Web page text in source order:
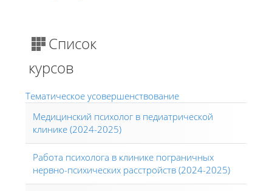
Список
курсов
Тематическое усовершенствование
Медицинский психолог в педиатрической
клинике (2024-2025)
Работа психолога в клинике пограничных
нервно-психических расстройств (2024-2025)